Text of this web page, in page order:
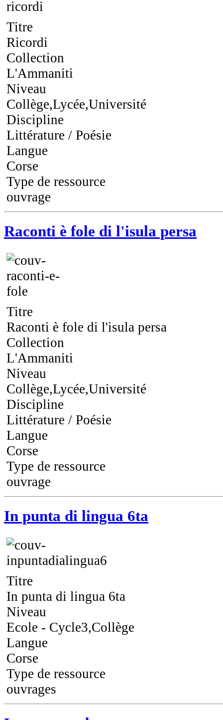
Titre
Ricordi
Collection
L'Ammaniti
Niveau
Collège,Lycée,Université
Discipline
Littérature / Poésie
Langue
Corse
Type de ressource
ouvrage
Raconti è fole di l'isula persa
Titre
Raconti è fole di l'isula persa
Collection
L'Ammaniti
Niveau
Collège,Lycée,Université
Discipline
Littérature / Poésie
Langue
Corse
Type de ressource
ouvrage
In punta di lingua 6ta
Titre
In punta di lingua 6ta
Niveau
Ecole - Cycle3,Collège
Langue
Corse
Type de ressource
ouvrages